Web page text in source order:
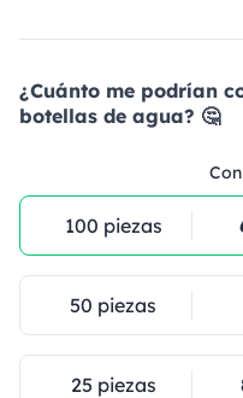
¿Cuánto me podrían
botellas de agua? 🤔
100 piezas
50 piezas
25 piezas